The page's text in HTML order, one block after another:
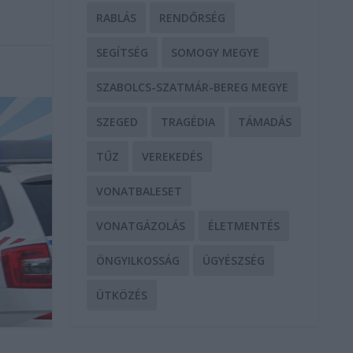
RABLÁS RENDŐRSÉG
SEGÍTSÉG SOMOGY MEGYE
SZABOLCS-SZATMÁR-BEREG MEGYE
SZEGED TRAGÉDIA TÁMADÁS
TŰZ VEREKEDÉS
VONATBALESET
VONATGÁZOLÁS ÉLETMENTÉS
ÖNGYILKOSSÁG ÜGYÉSZSÉG
ÜTKÖZÉS